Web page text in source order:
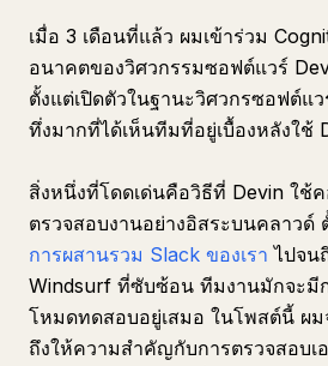
เมื่อ 3 เดือนที่แล้ว ผมเข้าร่วม
อนาคตของวิศวกรรมซอฟต์แวร์
ตั้งแต่เปิดตัวในฐานะวิศวกรซอฟต์แ
ทึ่งมากที่ได้เห็นทีมที่อยู่เบื้องหลังใช้
สิ่งหนึ่งที่โดดเด่นคือวิธีที่ Devin ใช้
ตรวจสอบงานอย่างอิสระบนคลาวด์
การผสานรวม Slack ของเรา ไปจน
Windsurf ที่ซับซ้อน ทีมงานมักจะมี
โหมดทดสอบอยู่เสมอ ในโพสต์นี้ ผม
ถึงให้ความสำคัญกับการตรวจสอบเ